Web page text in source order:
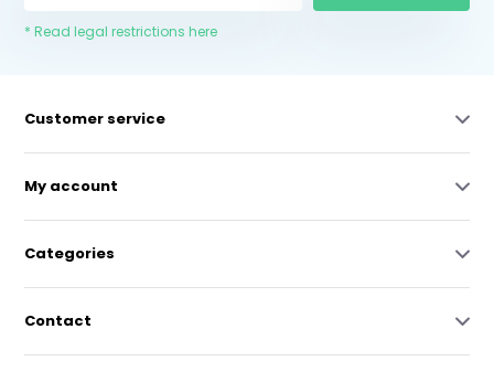
* Read legal restrictions here
Customer service
My account
Categories
Contact